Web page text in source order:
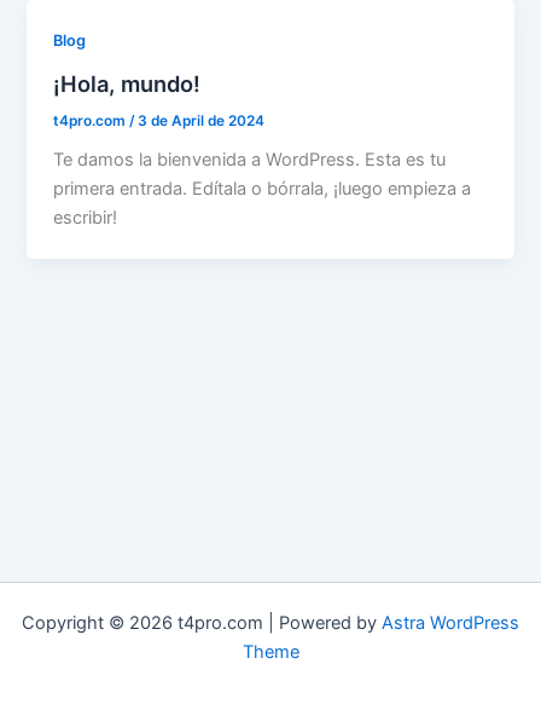
Blog
¡Hola, mundo!
t4pro.com /3 de April de 2024
Te damos la bienvenida a WordPress. Esta es tu
primera entrada. Edítala o bórrala, ¡luego empieza a
escribir!
Copyright © 2026 t4pro.com | Powered by Astra WordPress
Theme